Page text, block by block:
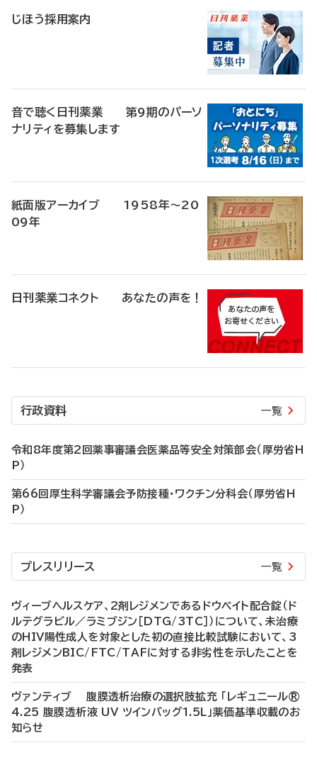
じほう採用案内
音で聴く日刊薬業 第9期のパーソ
ナリティを募集します
紙面版アーカイブ 1958年～20
09年
日刊薬業コネクト あなたの声を！
行政資料 一覧
令和8年度第2回薬事審議会医薬品等安全対策部会（厚労省H
P）
第66回厚生科学審議会予防接種・ワクチン分科会（厚労省H
P）
プレスリリース 一覧
ヴィーブヘルスケア、2剤レジメンであるドウベイト配合錠（ド
ルテグラビル／ラミブジン［DTG/3TC］）について、未治療
のHIV陽性成人を対象とした初の直接比較試験において、3
剤レジメンBIC/FTC/TAFに対する非劣性を示したことを
発表
ヴァンティブ 腹膜透析治療の選択肢拡充 「レギュニール®
4.25 腹膜透析液 UV ツインバッグ1.5L」薬価基準収載のお
知らせ